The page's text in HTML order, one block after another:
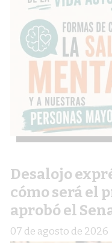
Desalojo
cómo será el
aprobó el
07 de agosto de 2026